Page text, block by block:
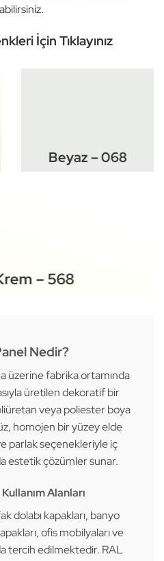
İçin Tıklayınız
Beyaz – 068
– 568
Nedir?
üzerine fabrika ortamında
üretilen dekoratif bir
veya poliester boya
homojen bir yüzey elde
parlak seçenekleriyle iç
estetik çözümler sunar.
Alanları
dolabı kapakları, banyo
ofis mobilyaları ve
tercih edilmektedir. RAL